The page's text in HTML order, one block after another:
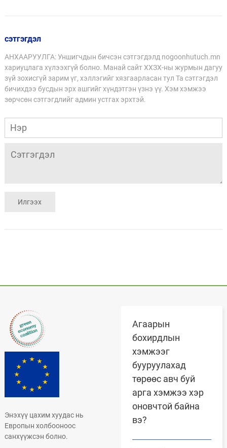
сэтгэгдэл
АНХААРУУЛГА: Уншигчдын бичсэн сэтгэгдэлд nogoonhutuch.mn
хариуцлага хүлээхгүй болно. Манай сайт ХХЗХ-ны журмын дагуу
зүй зохисгүй зарим үг, хэллэгийг хязгаарласан тул Та сэтгэгдэл
бичихдээ бусдын эрх ашгийг хүндэтгэн үзнэ үү. Хэм хэмжээ
зөрчсөн сэтгэгдлийг админ устгах эрхтэй.
Энэхүү цахим хуудас нь
Европын холбооноос
санхүүжсэн болно.
Агаарын
бохирдлын
хэмжээг
бууруулахад
төрөөс авч буй
арга хэмжээ хэр
оновчтой байна
вэ?